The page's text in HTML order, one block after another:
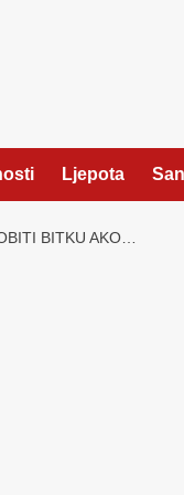
Ljepota
BITKU AKO…